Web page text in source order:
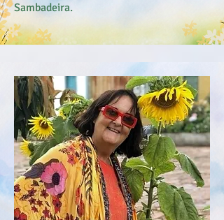
Sambadeira.